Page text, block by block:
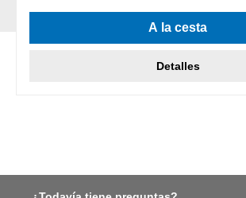
A la cesta
Detalles